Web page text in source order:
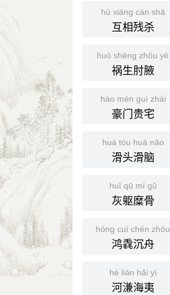
hù xiāng cán shā
互相残杀
huò shēng zhǒu yè
祸生肘腋
háo mén guì zhái
豪门贵宅
huá tóu huá nǎo
滑头滑脑
huī qū mí gǔ
灰躯糜骨
hóng cuì chén zhōu
鸿毳沉舟
hé lián hǎi yí
河溓海夷